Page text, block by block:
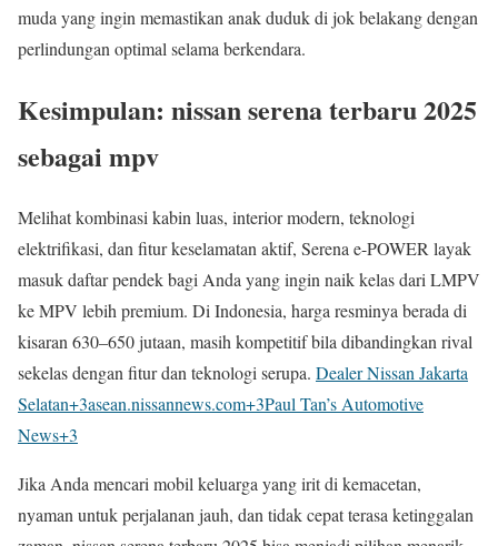
muda yang ingin memastikan anak duduk di jok belakang dengan
perlindungan optimal selama berkendara.
Kesimpulan: nissan serena terbaru 2025
sebagai mpv
Melihat kombinasi kabin luas, interior modern, teknologi
elektrifikasi, dan fitur keselamatan aktif, Serena e-POWER layak
masuk daftar pendek bagi Anda yang ingin naik kelas dari LMPV
ke MPV lebih premium. Di Indonesia, harga resminya berada di
kisaran 630–650 jutaan, masih kompetitif bila dibandingkan rival
sekelas dengan fitur dan teknologi serupa. Dealer Nissan Jakarta
Selatan+3asean.nissannews.com+3Paul Tan’s Automotive
News+3
Jika Anda mencari mobil keluarga yang irit di kemacetan,
nyaman untuk perjalanan jauh, dan tidak cepat terasa ketinggalan